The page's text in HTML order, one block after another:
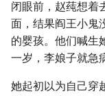
闭眼前，赵莼想着
面，结果阎王小鬼
的婴孩。他们喊生
一岁，李娘子就急
她起初以为自己穿